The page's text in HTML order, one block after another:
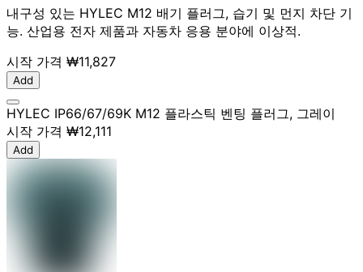
내구성 있는 HYLEC M12 배기 플러그, 습기 및 먼지 차단 기
능. 산업용 전자 제품과 자동차 응용 분야에 이상적.
시작 가격 ₩11,827
Add
HYLEC IP66/67/69K M12 플라스틱 벤팅 플러그, 그레이
시작 가격 ₩12,111
Add